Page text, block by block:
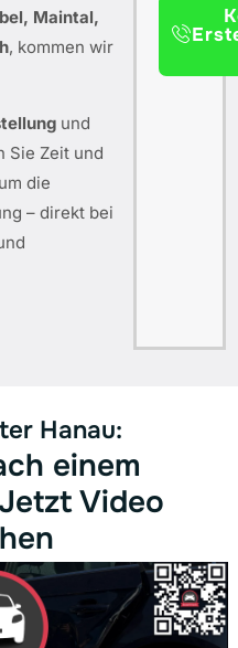
Maintal,
, kommen wir
und
Sie Zeit und
die
– direkt bei
Hanau:
einem
Video